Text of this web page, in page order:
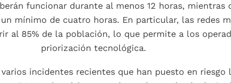
funcionar durante al menos 12 horas, mientras
mínimo de cuatro horas. En particular, las redes
al 85% de la población, lo que permite a los
priorización tecnológica.
incidentes recientes que han puesto en riesgo